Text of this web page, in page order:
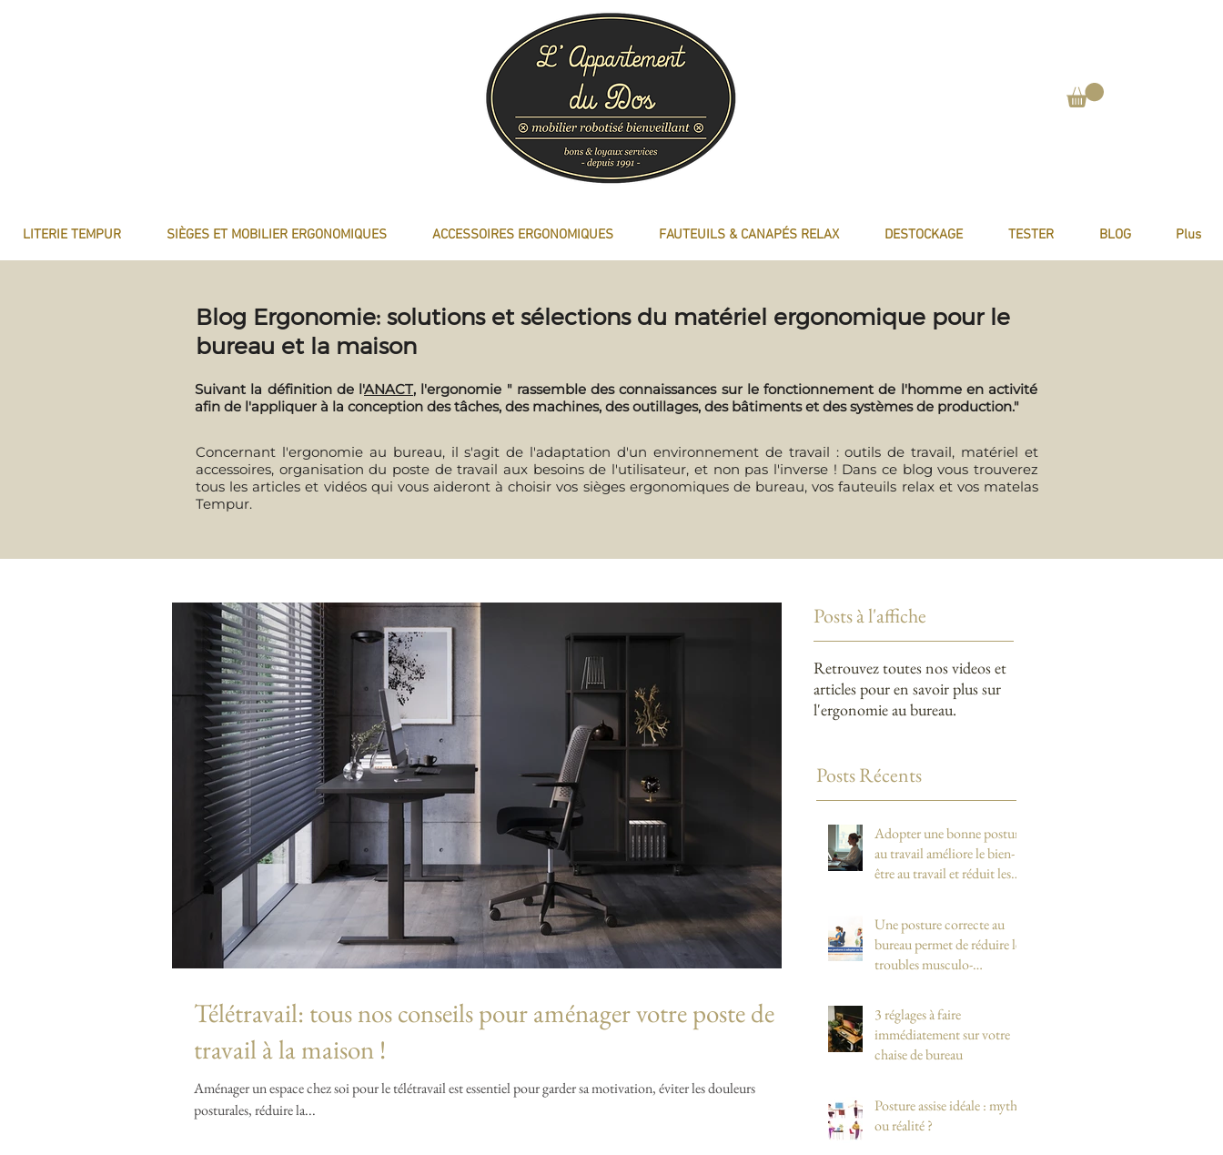
LITERIE TEMPUR SIÈGES ET MOBILIER ERGONOMIQUES ACCESSOIRES ERGONOMIQUES FAUTEUILS & CANAPÉS RELAX DESTOCKAGE TESTER BLOG Plus
Blog Ergonomie: solutions et sélections du matériel ergonomique pour le
bureau et la maison
Suivant la définition de l'ANACT, l'ergonomie " rassemble des connaissances sur le fonctionnement de l'homme en activité
afin de l'appliquer à la conception des tâches, des machines, des outillages, des bâtiments et des systèmes de production."
Concernant l'ergonomie au bureau, il s'agit de l'adaptation d'un environnement de travail : outils de travail, matériel et
accessoires, organisation du poste de travail aux besoins de l'utilisateur, et non pas l'inverse ! Dans ce blog vous trouverez
tous les articles et vidéos qui vous aideront à choisir vos sièges ergonomiques de bureau, vos fauteuils relax et vos matelas
Tempur.
Télétravail: tous nos conseils pour aménager votre poste de
travail à la maison !
Aménager un espace chez soi pour le télétravail est essentiel pour garder sa motivation, éviter les douleurs
posturales, réduire la...
Posts à l'affiche
Retrouvez toutes nos videos et
articles pour en savoir plus sur
l'ergonomie au bureau.
Posts Récents
Adopter une bonne posture
au travail améliore le bien-
être au travail et réduit les
Une posture correcte au
bureau permet de réduire les
troubles musculo-
3 réglages à faire
immédiatement sur votre
chaise de bureau
Posture assise idéale : mythe
ou réalité ?